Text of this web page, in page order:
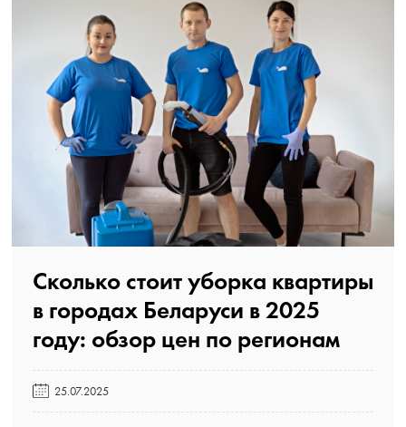
Сколько стоит уборка квартиры
в городах Беларуси в 2025
году: обзор цен по регионам️
25.07.2025